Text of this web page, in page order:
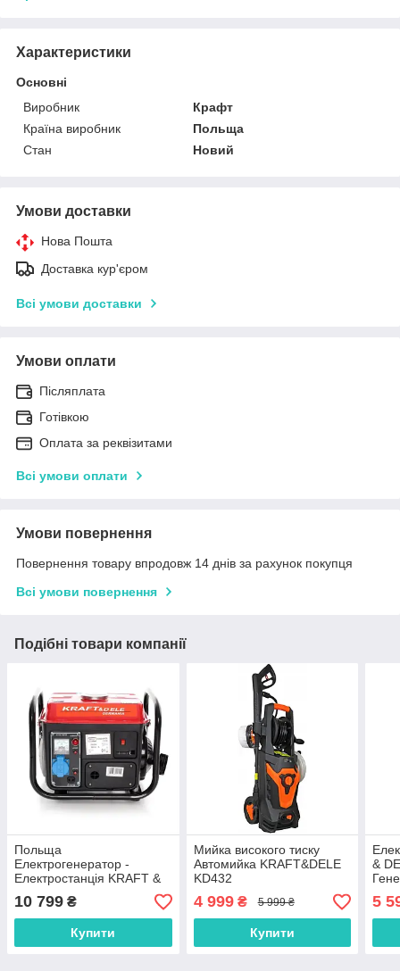
Характеристики
Основні
Виробник
Крафт
Країна виробник
Польща
Стан
Новий
Умови доставки
Нова Пошта
Доставка кур'єром
Всі умови доставки
Умови оплати
Післяплата
Готівкою
Оплата за реквізитами
Всі умови оплати
Умови повернення
Повернення товару впродовж 14 днів за рахунок покупця
Всі умови повернення
Подібні товари компанії
Польща
Електрогенератор -
Електростанція KRAFT &
DELE KD109
10 799 ₴
Купити
Мийка високого тиску
Автомийка KRAFT&DELE
KD432
4 999₴ 5 999 ₴
Купити
&
кВт
5